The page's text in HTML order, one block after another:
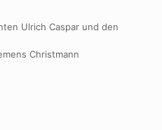
Ulrich Caspar und den
Christmann